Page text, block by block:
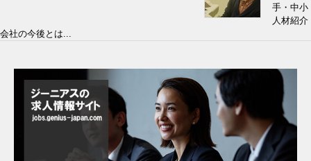
手・中小
人材紹介
会社の今後とは...